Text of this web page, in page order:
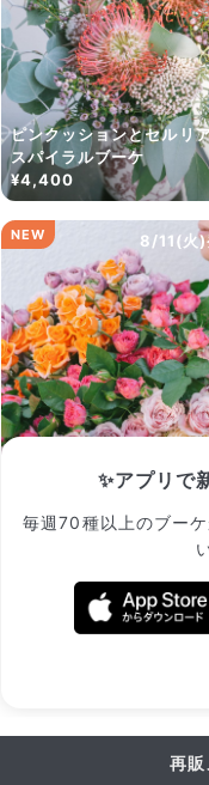
✨アプリで
毎週70種以上のブー
ピンクッションとセルリ
スパイラルブーケ
¥4,400
8/11(火)
NEW
フローリストfumiya厳
再販